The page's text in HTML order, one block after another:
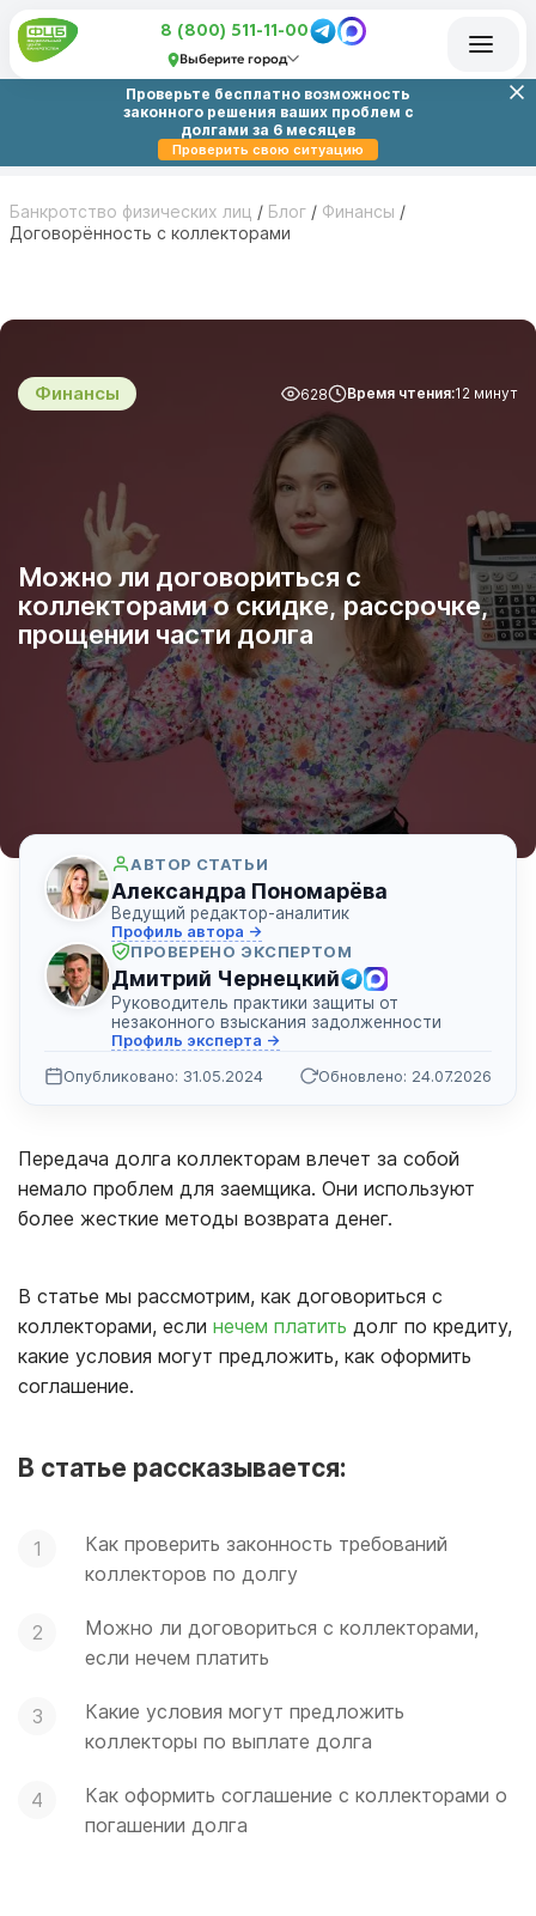
8 (800) 511-11-00
Выберите город
Проверьте бесплатно возможность
законного решения ваших проблем с
долгами за 6 месяцев
Проверить свою ситуацию
Банкротство физических лиц / Блог / Финансы /
Договорённость с коллекторами
Финансы 628 Время чтения:12 минут
Можно ли договориться с
коллекторами о скидке, рассрочке,
прощении части долга
АВТОР СТАТЬИ
Александра Пономарёва
Ведущий редактор-аналитик
Профиль автора →
ПРОВЕРЕНО ЭКСПЕРТОМ
Дмитрий Чернецкий
Руководитель практики защиты от
незаконного взыскания задолженности
Профиль эксперта →
Опубликовано: 31.05.2024
Обновлено: 24.07.2026
Передача долга коллекторам влечет за собой
немало проблем для заемщика. Они используют
более жесткие методы возврата денег.
В статье мы рассмотрим, как договориться с
коллекторами, если нечем платить долг по кредиту,
какие условия могут предложить, как оформить
соглашение.
В статье рассказывается:
Как проверить законность требований
коллекторов по долгу
Можно ли договориться с коллекторами,
если нечем платить
Какие условия могут предложить
коллекторы по выплате долга
Как оформить соглашение с коллекторами о
погашении долга